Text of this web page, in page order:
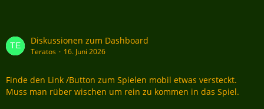
Diskussionen zum Dashboard
Teratos 16. Juni 2026
Finde den Link /Button zum Spielen mobil etwas versteckt.
Muss man rüber wischen um rein zu kommen in das Spiel.